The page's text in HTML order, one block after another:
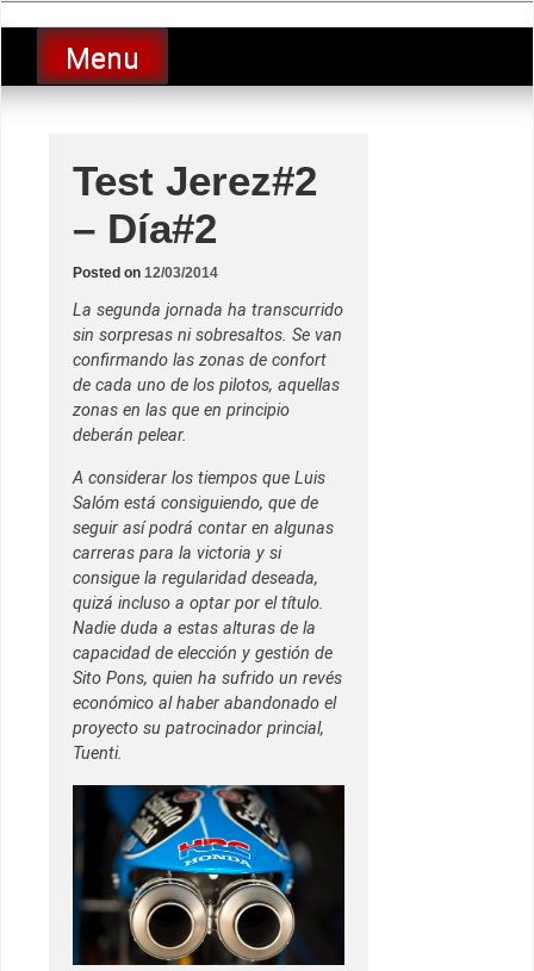
to
contentLucio Lopez GP
luciolopezgp
Menu
Test Jerez#2
– Día#2
Posted on 12/03/2014
La segunda jornada ha transcurrido
sin sorpresas ni sobresaltos. Se van
confirmando las zonas de confort
de cada uno de los pilotos, aquellas
zonas en las que en principio
deberán pelear.
A considerar los tiempos que Luis
Salóm está consiguiendo, que de
seguir así podrá contar en algunas
carreras para la victoria y si
consigue la regularidad deseada,
quizá incluso a optar por el título.
Nadie duda a estas alturas de la
capacidad de elección y gestión de
Sito Pons, quien ha sufrido un revés
económico al haber abandonado el
proyecto su patrocinador princial,
Tuenti.